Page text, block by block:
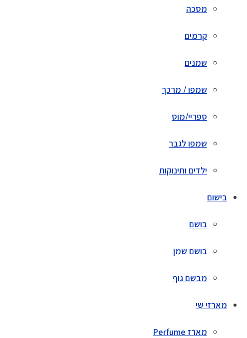
מסכה
קרמים
שמנים
שמפו / מרכך
ספריי/מוס
שמפו לגבר
ילדים ותינוקות
בישום
בושם
בושם שמן
מבשם גוף
מארזי שי
מארז Perfume